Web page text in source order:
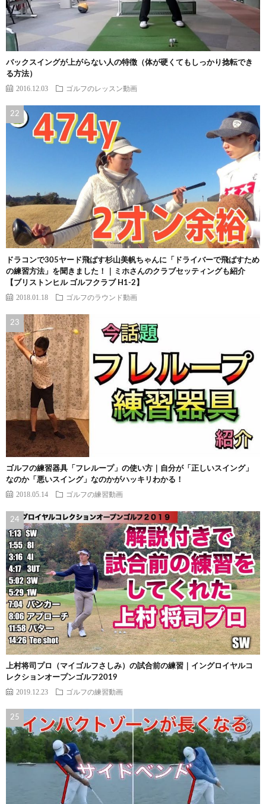
バックスイングが上がらない人の特徴（体が硬くてもしっかり捻転でき
る方法）
2016.12.03 ゴルフのレッスン動画
ドラコンで305ヤード飛ばす杉山美帆ちゃんに「ドライバーで飛ばすため
の練習方法」を聞きました！｜ミホさんのクラブセッティングも紹介
【ブリストンヒル ゴルフクラブ H1-2】
2018.01.18 ゴルフのラウンド動画
ゴルフの練習器具「フレループ」の使い方｜自分が「正しいスイング」
なのか「悪いスイング」なのかがハッキリわかる！
2018.05.14 ゴルフの練習動画
上村将司プロ（マイゴルフさしみ）の試合前の練習｜イングロイヤルコ
レクションオープンゴルフ2019
2019.12.23 ゴルフの練習動画